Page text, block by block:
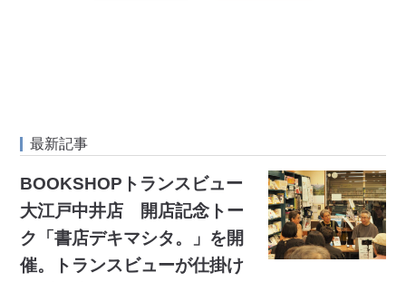
最新記事
BOOKSHOPトランスビュー
大江戸中井店 開店記念トー
ク「書店デキマシタ。」を開
催。トランスビューが仕掛け